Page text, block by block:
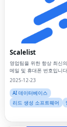
Scalelist
영업팀을 위한 항상 최신
메일 및 휴대폰 번호입니다.
2025-12-23
AI 데이터베이스
리드 생성 소프트웨어